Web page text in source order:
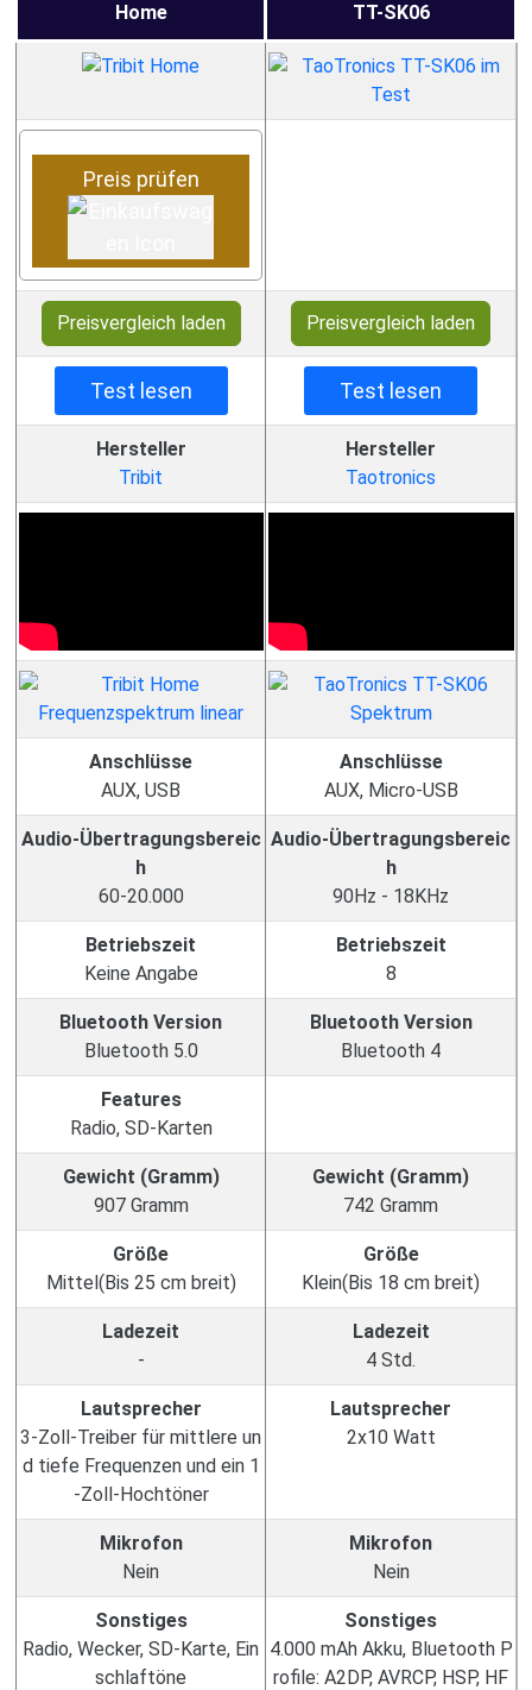
Home TT-SK06
Preis prüfen
Preisvergleich laden Preisvergleich laden
Test lesen Test lesen
Hersteller
Tribit
Hersteller
Taotronics
Anschlüsse
AUX, USB
Anschlüsse
AUX, Micro-USB
Audio-Übertragungsbereic
h
60-20.000
Audio-Übertragungsbereic
h
90Hz - 18KHz
Betriebszeit
Keine Angabe
Betriebszeit
8
Bluetooth Version
Bluetooth 5.0
Bluetooth Version
Bluetooth 4
Features
Radio, SD-Karten
Gewicht (Gramm)
907 Gramm
Gewicht (Gramm)
742 Gramm
Größe
Mittel(Bis 25 cm breit)
Größe
Klein(Bis 18 cm breit)
Ladezeit
-
Ladezeit
4 Std.
Lautsprecher
3-Zoll-Treiber für mittlere un
d tiefe Frequenzen und ein 1
-Zoll-Hochtöner
Lautsprecher
2x10 Watt
Mikrofon
Nein
Mikrofon
Nein
Sonstiges
Radio, Wecker, SD-Karte, Ein
schlaftöne
Sonstiges
4.000 mAh Akku, Bluetooth P
rofile: A2DP, AVRCP, HSP, HF